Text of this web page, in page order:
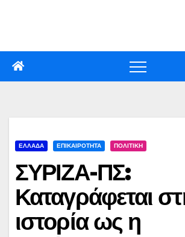
ΕΛΛΑΔΑ ΕΠΙΚΑΙΡΟΤΗΤΑ ΠΟΛΙΤΙΚΗ
ΣΥΡΙΖΑ-ΠΣ:
Καταγράφεται
ιστορία ως η